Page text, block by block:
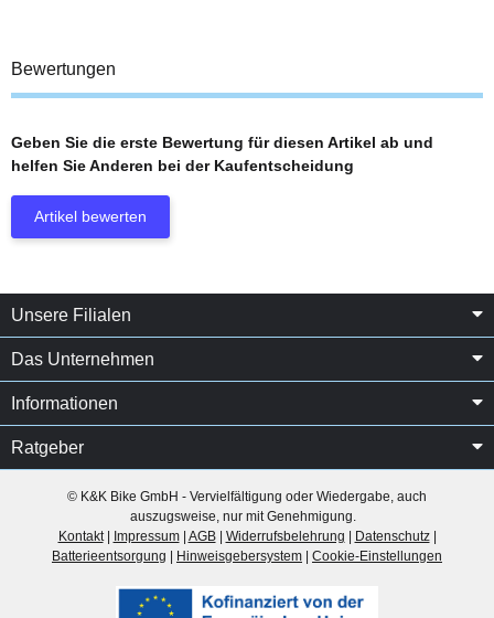
Bewertungen
Geben Sie die erste Bewertung für diesen Artikel ab und
helfen Sie Anderen bei der Kaufentscheidung
Artikel bewerten
Unsere Filialen
Das Unternehmen
Informationen
Ratgeber
© K&K Bike GmbH - Vervielfältigung oder Wiedergabe, auch
auszugsweise, nur mit Genehmigung.
Kontakt| Impressum| AGB| Widerrufsbelehrung Datenschutz|
Batterieentsorgung
Hinweisgebersystem Cookie-Einstellungen